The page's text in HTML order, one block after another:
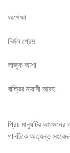
অপেক্ষা
নির্মল প্রেম
লাজুক আশা
রাত্রির মায়াবী আবহ
প্রিয় মানুষটির আগমনের
গানটিকে অত্যন্ত